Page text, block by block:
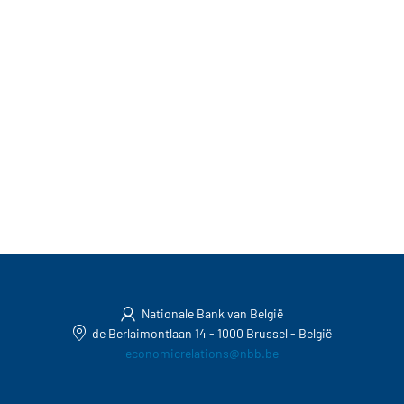
Nationale Bank van België
de Berlaimontlaan 14 - 1000 Brussel- België
economicrelations@nbb.be